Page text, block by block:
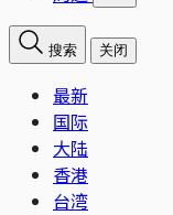
搜索 关闭
最新
国际
大陆
香港
台湾